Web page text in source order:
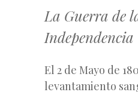
La Guerra de
Independencia
El 2 de Mayo de
levantamiento